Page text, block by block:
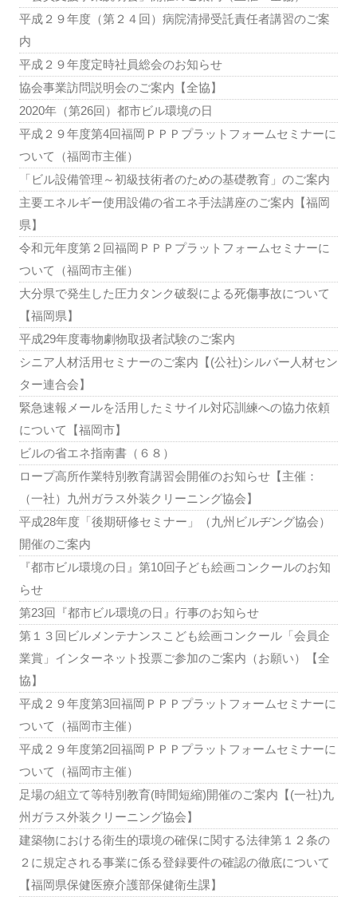
平成２９年度（第２４回）病院清掃受託責任者講習のご案
内
平成２９年度定時社員総会のお知らせ
協会事業訪問説明会のご案内【全協】
2020年（第26回）都市ビル環境の日
平成２９年度第4回福岡ＰＰＰプラットフォームセミナーに
ついて（福岡市主催）
「ビル設備管理～初級技術者のための基礎教育」のご案内
主要エネルギー使用設備の省エネ手法講座のご案内【福岡
県】
令和元年度第２回福岡ＰＰＰプラットフォームセミナーに
ついて（福岡市主催）
大分県で発生した圧力タンク破裂による死傷事故について
【福岡県】
平成29年度毒物劇物取扱者試験のご案内
シニア人材活用セミナーのご案内【(公社)シルバー人材セン
ター連合会】
緊急速報メールを活用したミサイル対応訓練への協力依頼
について【福岡市】
ビルの省エネ指南書（６８）
ロープ高所作業特別教育講習会開催のお知らせ【主催：
（一社）九州ガラス外装クリーニング協会】
平成28年度「後期研修セミナー」（九州ビルヂング協会）
開催のご案内
『都市ビル環境の日』第10回子ども絵画コンクールのお知
らせ
第23回『都市ビル環境の日』行事のお知らせ
第１３回ビルメンテナンスこども絵画コンクール「会員企
業賞」インターネット投票ご参加のご案内（お願い）【全
協】
平成２９年度第3回福岡ＰＰＰプラットフォームセミナーに
ついて（福岡市主催）
平成２９年度第2回福岡ＰＰＰプラットフォームセミナーに
ついて（福岡市主催）
足場の組立て等特別教育(時間短縮)開催のご案内【(一社)九
州ガラス外装クリーニング協会】
建築物における衛生的環境の確保に関する法律第１２条の
２に規定される事業に係る登録要件の確認の徹底について
【福岡県保健医療介護部保健衛生課】